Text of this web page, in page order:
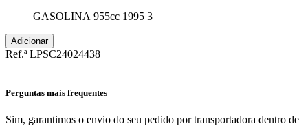
GASOLINA 955cc 1995 3
Adicionar
Ref.ª LPSC24024438
Perguntas mais frequentes
Sim, garantimos o envio do seu pedido por transportadora dentro de